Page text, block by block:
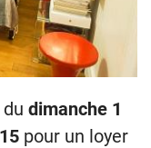
dimanche 1
pour un loyer